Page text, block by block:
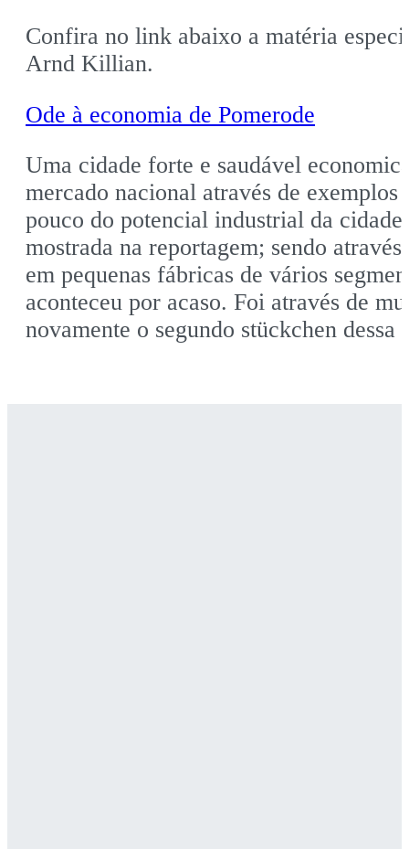
Confira no link abaixo a matéria
Arnd Killian.
Ode à economia de Pomerode
Uma cidade forte e saudável
mercado nacional através de
pouco do potencial industrial da
mostrada na reportagem; sendo
em pequenas fábricas de vários
aconteceu por acaso. Foi através de
novamente o segundo stückchen dessa